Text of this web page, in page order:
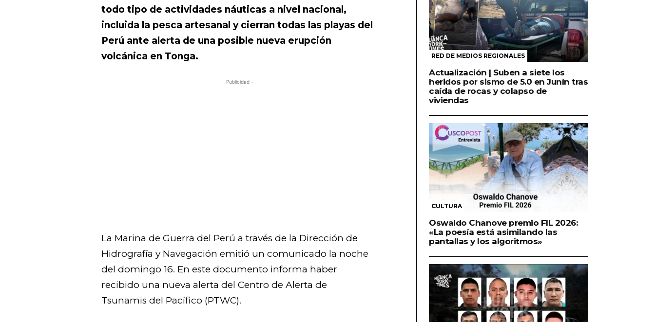
todo tipo de actividades náuticas a nivel nacional,
incluida la pesca artesanal y cierran todas las playas del
Perú ante alerta de una posible nueva erupción
volcánica en Tonga.
- Publicidad -
La Marina de Guerra del Perú a través de la Dirección de
Hidrografía y Navegación emitió un comunicado la noche
del domingo 16. En este documento informa haber
recibido una nueva alerta del Centro de Alerta de
Tsunamis del Pacífico (PTWC).
RED DE MEDIOS REGIONALES
Actualización | Suben a siete los
heridos por sismo de 5.0 en Junín tras
caída de rocas y colapso de
viviendas
CULTURA
Oswaldo Chanove premio FIL 2026:
«La poesía está asimilando las
pantallas y los algoritmos»